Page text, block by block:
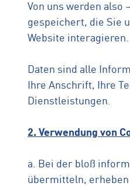
Von uns werden also
gespeichert, die Sie
Website interagieren.
Daten sind alle
Ihre Anschrift, Ihre
Dienstleistungen.
2. Verwendung von
a. Bei der bloß
übermitteln, erheben